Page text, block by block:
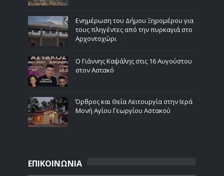
Ενημέρωση του Δήμου Ξηρομέρου για
τους πληγέντες από την πυρκαγιά στο
Αρχοντοχώρι
Ο Γιάννης Καψάλης στις 16 Αυγούστου
στον Αστακό
Όρθρος και Θεία Λειτουργία στην Ιερά
Μονή Αγίου Γεωργίου Αστακού
ΕΠΙΚΟΙΝΩΝΙΑ